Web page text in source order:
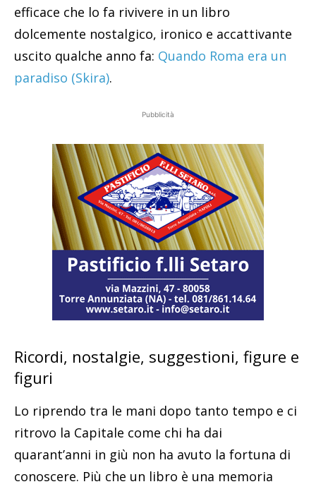
efficace che lo fa rivivere in un libro
dolcemente nostalgico, ironico e accattivante
uscito qualche anno fa: Quando Roma era un
paradiso (Skira).
Pubblicità
Ricordi, nostalgie, suggestioni, figure e
figuri
Lo riprendo tra le mani dopo tanto tempo e ci
ritrovo la Capitale come chi ha dai
quarant’anni in giù non ha avuto la fortuna di
conoscere. Più che un libro è una memoria